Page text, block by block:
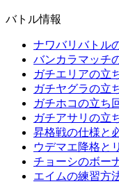
バトル情報
ナワバリバトル
バンカラマッチ
ガチエリアの立
ガチヤグラの立
ガチホコの立ち
ガチアサリの立
昇格戦の仕様と
ウデマエ降格と
チョーシのボー
エイムの練習方